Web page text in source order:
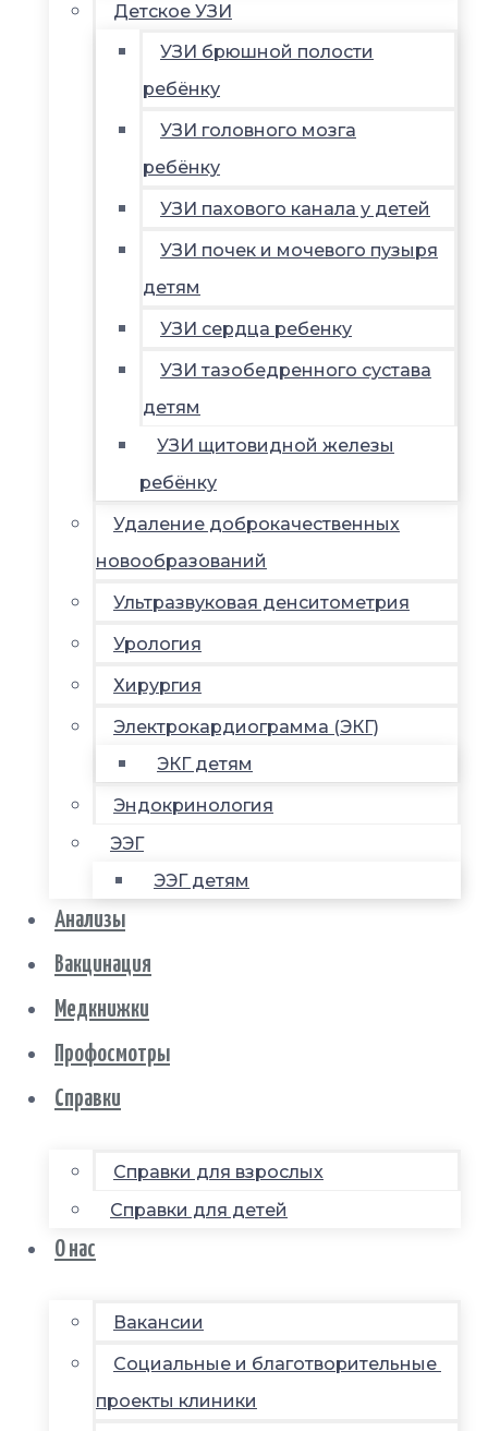
Детское УЗИ
УЗИ брюшной полости
ребёнку
УЗИ головного мозга
ребёнку
УЗИ пахового канала у детей
УЗИ почек и мочевого пузыря
детям
УЗИ сердца ребенку
УЗИ тазобедренного сустава
детям
УЗИ щитовидной железы
ребёнку
Удаление доброкачественных
новообразований
Ультразвуковая денситометрия
Урология
Хирургия
Электрокардиограмма (ЭКГ)
ЭКГ детям
Эндокринология
ЭЭГ
ЭЭГ детям
Анализы
Вакцинация
Медкнижки
Профосмотры
Справки
Справки для взрослых
Справки для детей
О нас
Вакансии
Социальные и благотворительные
проекты клиники